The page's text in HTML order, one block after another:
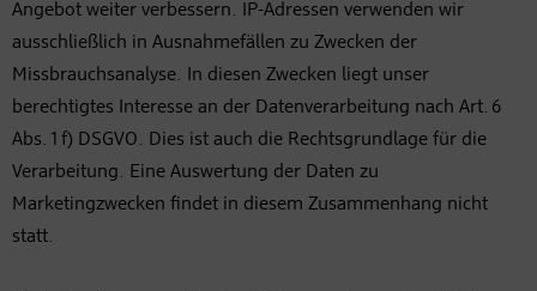
Angebot weiter verbessern. IP-Adressen verwenden wir
ausschließlich in Ausnahmefällen zu Zwecken der
Missbrauchsanalyse. In diesen Zwecken liegt unser
berechtigtes Interesse an der Datenverarbeitung nach Art. 6
Abs. 1 f) DSGVO. Dies ist auch die Rechtsgrundlage für die
Verarbeitung. Eine Auswertung der Daten zu
Marketingzwecken findet in diesem Zusammenhang nicht
statt.